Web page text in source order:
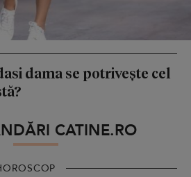
dama se potrivește cel
CATINE.RO